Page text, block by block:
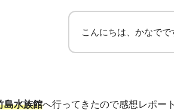
こんにちは、かなでで
島水族館へ行ってきたので感想レポー